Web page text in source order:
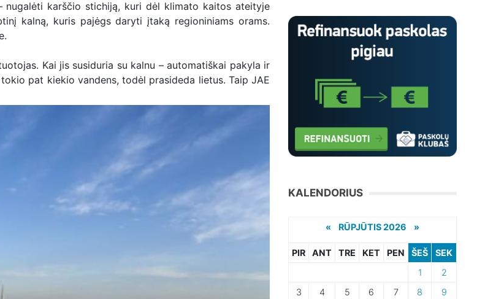
nugalėti karščio stichiją, kuri dėl klimato kaitos ateityje
kalną, kuris pajėgs daryti įtaką regioniniams orams.
Kai jis susiduria su kalnu – automatiškai pakyla ir
pat kiekio vandens, todėl prasideda lietus. Taip JAE
KALENDORIUS
« RŪPJŪTIS 2026 »
PIR ANT TRE KET PEN ŠEŠ
SEK
1
2
3
4 5 6 7 8
9